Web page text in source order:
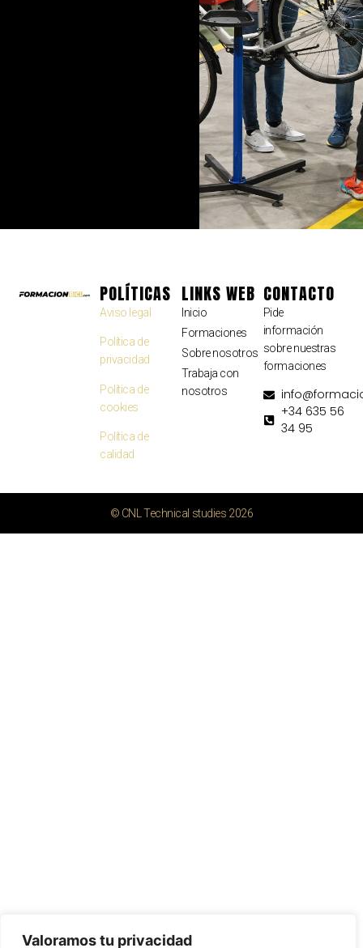
Valoramos tu privacidad
POLÍTICAS
Aviso legal
Política de
privacidad
Política de
cookies
Política de
calidad
LINKS WEB
Inicio
Formaciones
Sobre nosotros
Trabaja con
nosotros
CONTACTO
Pide
información
sobre nuestras
formaciones
+34 635 56
34 95
© CNL Technical studies 2026